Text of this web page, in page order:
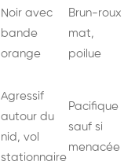
Noir avec
bande
orange
Brun-roux
mat,
poilue
Agressif
autour du
nid, vol
stationnaire
Pacifique
sauf si
menacée